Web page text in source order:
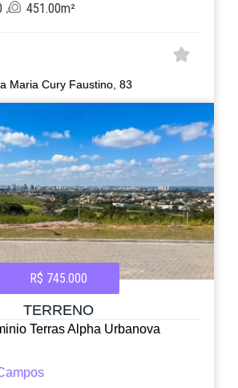
451.00m²
Maria Cury Faustino, 83
R$ 745.000
TERRENO
Terras Alpha Urbanova